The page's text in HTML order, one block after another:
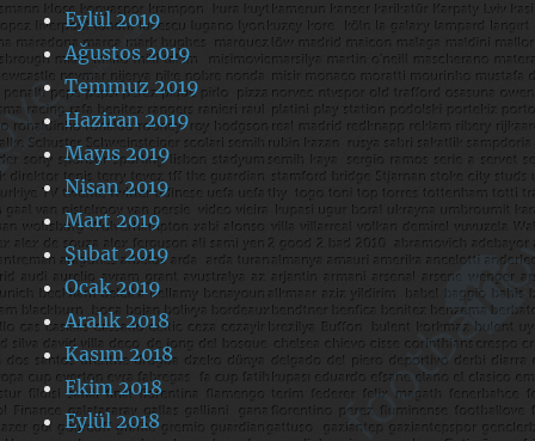
Eylül 2019
Ağustos 2019
Temmuz 2019
Haziran 2019
Mayıs 2019
Nisan 2019
Mart 2019
Şubat 2019
Ocak 2019
Aralık 2018
Kasım 2018
Ekim 2018
Eylül 2018